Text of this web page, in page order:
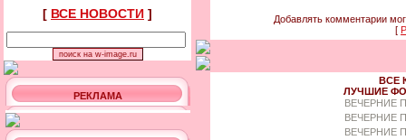
[ ВСЕ НОВОСТИ ]
РЕКЛАМА
Добавлять комментарии
[
ВСЕ
ЛУЧШИЕ
ВЕЧЕРНИЕ
ВЕЧЕРНИЕ
ВЕЧЕРНИЕ